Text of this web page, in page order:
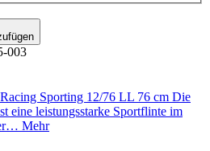
003
Sporting 12/76 LL 76 cm Die
eine leistungsstarke Sportflinte im
Mehr